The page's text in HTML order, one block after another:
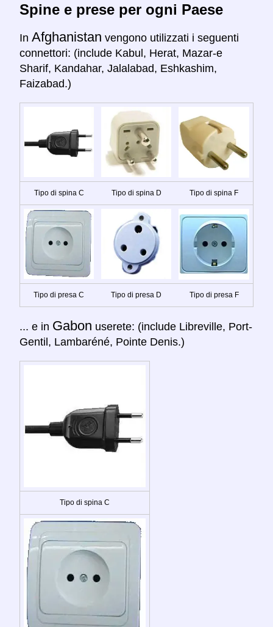
Spine e prese per ogni Paese
In Afghanistan vengono utilizzati i seguenti
connettori: (include Kabul, Herat, Mazar-e
Sharif, Kandahar, Jalalabad, Eshkashim,
Faizabad.)
Tipo di spina C Tipo di spina D Tipo di spina F
Tipo di presa C Tipo di presa D Tipo di presa F
... e in Gabon userete: (include Libreville, Port-
Gentil, Lambaréné, Pointe Denis.)
Tipo di spina C